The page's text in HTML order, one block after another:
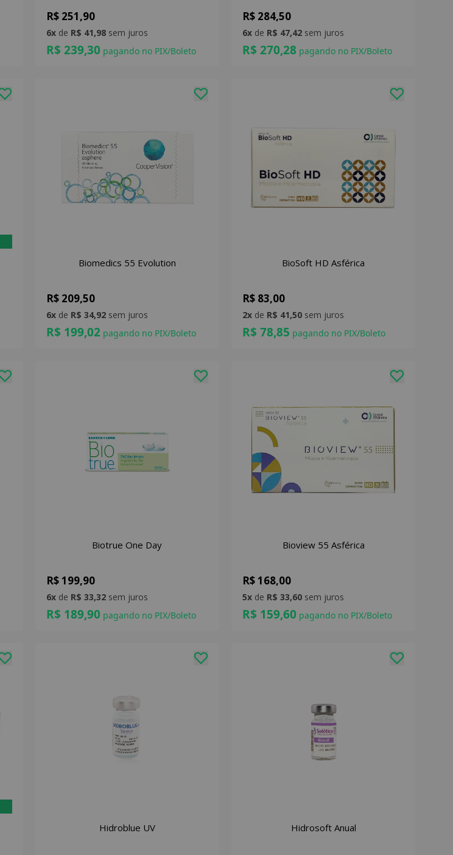
R$ 251,90
6xde R$ 41,98sem juros
R$ 239,30 pagando no PIX/Boleto
R$ 284,50
6xde R$ 47,42sem juros
R$ 270,28 pagando no PIX/Boleto
Biomedics 55 Evolution
R$ 209,50
6xde R$ 34,92sem juros
R$ 199,02pagando no PIX/Boleto
BioSoft HD Asférica
R$ 83,00
2xde R$ 41,50sem juros
R$ 78,85 pagando no PIX/Boleto
Biotrue One Day
R$ 199,90
6xde R$ 33,32sem juros
R$ 189,90 pagando no PIX/Boleto
Bioview 55 Asférica
R$ 168,00
5xde R$ 33,60sem juros
R$ 159,60 pagando no PIX/Boleto
Hidroblue UV Hidrosoft Anual